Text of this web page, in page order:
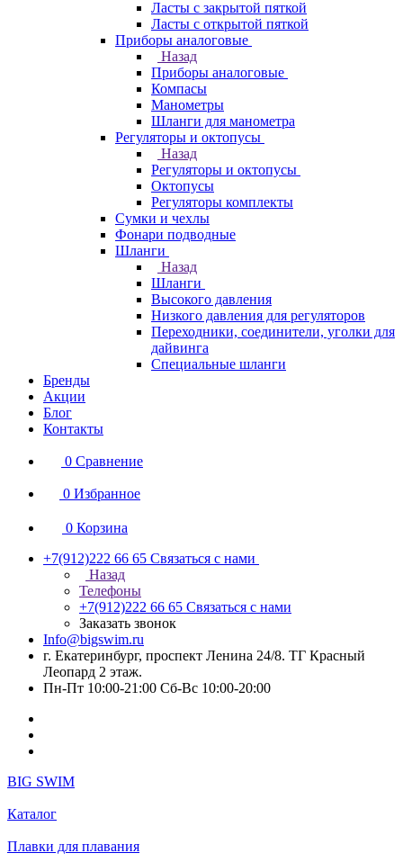
Ласты с закрытой пяткой
Ласты с открытой пяткой
Приборы аналоговые
Назад
Приборы аналоговые
Компасы
Манометры
Шланги для манометра
Регуляторы и октопусы
Назад
Регуляторы и октопусы
Октопусы
Регуляторы комплекты
Сумки и чехлы
Фонари подводные
Шланги
Назад
Шланги
Высокого давления
Низкого давления для регуляторов
Переходники, соединители, уголки для
дайвинга
Специальные шланги
Бренды
Акции
Блог
Контакты
0 Сравнение
0 Избранное
0 Корзина
+7(912)222 66 65 Связаться с нами
Назад
Телефоны
+7(912)222 66 65 Связаться с нами
Заказать звонок
Info@bigswim.ru
г. Екатеринбург, проспект Ленина 24/8. ТГ Красный
Леопард 2 этаж.
Пн-Пт 10:00-21:00 Сб-Вс 10:00-20:00
BIG SWIM
Каталог
Плавки для плавания